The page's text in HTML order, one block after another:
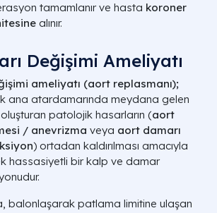
tamamlanır ve hasta koroner
alınır.
Değişimi Ameliyatı​
ameliyatı (aort replasmanı);
ana atardamarında meydana gelen
patolojik hasarların (aort
/ anevrizma veya aort damarı
) ortadan kaldırılması amacıyla
hassasiyetli bir kalp ve damar
balonlaşarak patlama limitine ulaşan